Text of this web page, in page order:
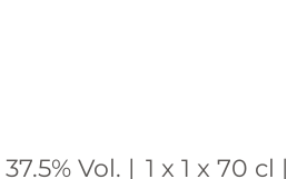
37.5% Vol. | 1 x 1 x 70 cl |